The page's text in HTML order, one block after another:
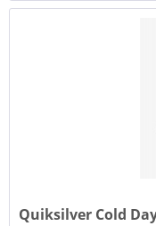
Quiksilver Cold